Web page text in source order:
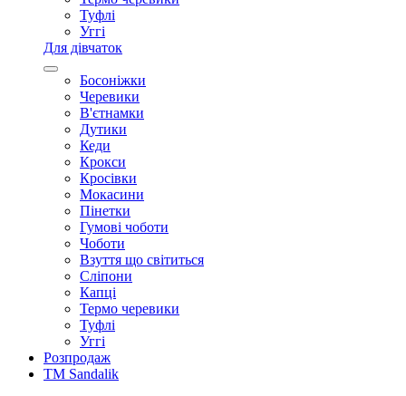
Туфлі
Уггі
Для дівчаток
Босоніжки
Черевики
В'єтнамки
Дутики
Кеди
Крокси
Кросівки
Мокасини
Пінетки
Гумові чоботи
Чоботи
Взуття що світиться
Сліпони
Капці
Термо черевики
Туфлі
Уггі
Розпродаж
TM Sandalik